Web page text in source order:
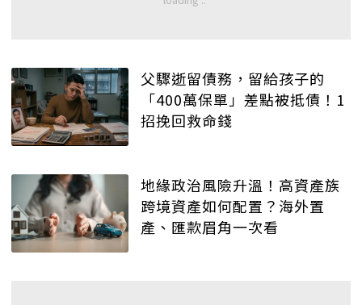
父驟逝留債務，留給孩子的
「400萬保單」差點被抵債！1
招挽回救命錢
地緣政治風險升溫！高資產族
跨境資產如何配置？海外置
產、匯款眉角一次看